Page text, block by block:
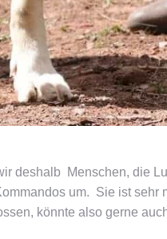
deshalb Menschen, die
um. Sie ist
könnte also gerne